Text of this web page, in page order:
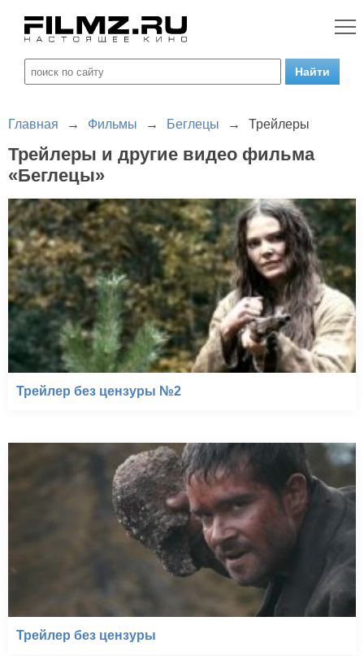
Главная → Фильмы → Беглецы → Трейлеры
Трейлеры и другие видео фильма
«Беглецы»
Трейлер без цензуры №2
Трейлер без цензуры